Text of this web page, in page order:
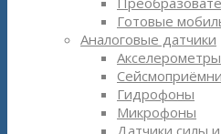
Готовые
Аналоговые датчики
Акселерометры
Гидрофоны
Микрофоны
Датчики силы